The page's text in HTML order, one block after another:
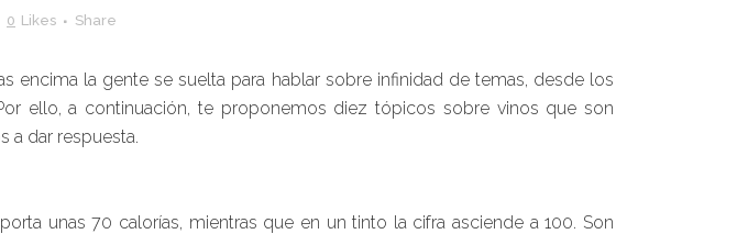
0 Likes Share
la gente se suelta para hablar sobre infinidad de temas, desde los
ello, a continuación, te proponemos diez tópicos sobre vinos que son
a dar respuesta.
unas 70 calorías, mientras que en un tinto la cifra asciende a 100. Son